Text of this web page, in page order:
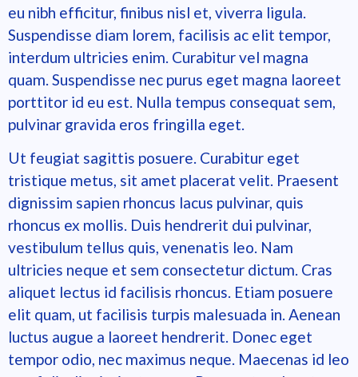
eu nibh efficitur, finibus nisl et, viverra ligula.
Suspendisse diam lorem, facilisis ac elit tempor,
interdum ultricies enim. Curabitur vel magna
quam. Suspendisse nec purus eget magna laoreet
porttitor id eu est. Nulla tempus consequat sem,
pulvinar gravida eros fringilla eget.
Ut feugiat sagittis posuere. Curabitur eget
tristique metus, sit amet placerat velit. Praesent
dignissim sapien rhoncus lacus pulvinar, quis
rhoncus ex mollis. Duis hendrerit dui pulvinar,
vestibulum tellus quis, venenatis leo. Nam
ultricies neque et sem consectetur dictum. Cras
aliquet lectus id facilisis rhoncus. Etiam posuere
elit quam, ut facilisis turpis malesuada in. Aenean
luctus augue a laoreet hendrerit. Donec eget
tempor odio, nec maximus neque. Maecenas id leo